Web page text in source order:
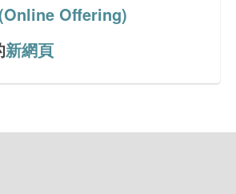
Offering)
新網頁